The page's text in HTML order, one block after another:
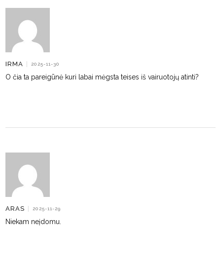
IRMA | 2025-11-30
O čia ta pareigūnė kuri labai mėgsta teises iš vairuotojų atinti?
ARAS | 2025-11-29
Niekam neįdomu.